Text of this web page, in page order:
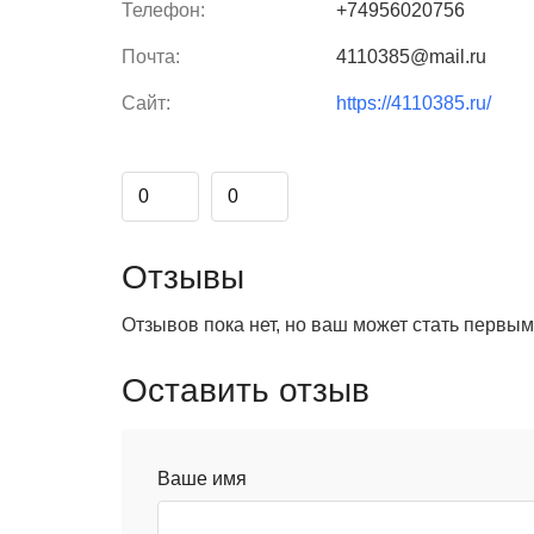
Телефон: +74956020756
Почта: 4110385@mail.ru
Сайт: https://4110385.ru/
0 0
Отзывы
Отзывов пока нет, но ваш может стать
Оставить отзыв
Ваше имя